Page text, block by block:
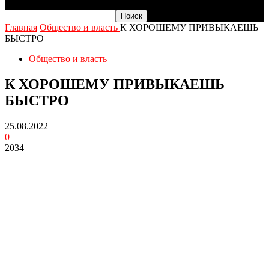
Главная Общество и власть К ХОРОШЕМУ ПРИВЫКАЕШЬ
БЫСТРО
Общество и власть
К ХОРОШЕМУ ПРИВЫКАЕШЬ
БЫСТРО
25.08.2022
0
2034